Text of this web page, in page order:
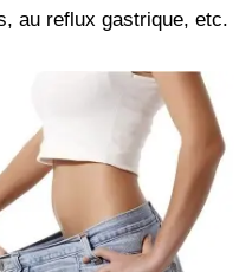
au reflux gastrique, etc.